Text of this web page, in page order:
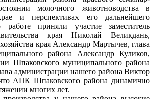
молочного животноводства в
и перспективах его дальнейшего
приняли участие заместитель
края Николай Великдань,
края Александр Мартычев, глава
района Александр Куликов,
Шпаковского муниципального района
администрации нашего района Виктор
АПК Шпаковского района динамично
многих лет.